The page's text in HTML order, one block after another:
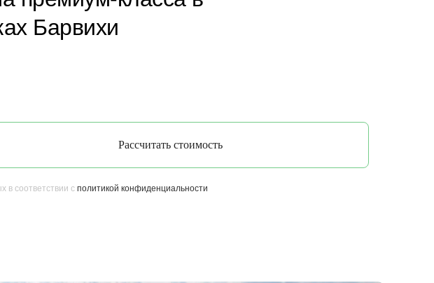
Барвихи
Рассчитать стоимость
в соответствии с политикой конфиденциальности